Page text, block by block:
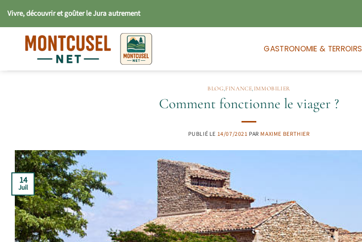
contenu
Vivre, découvrir et goûter le Jura autrement
GASTRONOMIE & TERROIRS
BLOG,FINANCE, IMMOBILIER
Comment fonctionne le viager ?
PUBLIÉ LE 14/07/2021 PAR MAXIME BERTHIER
14
Juil